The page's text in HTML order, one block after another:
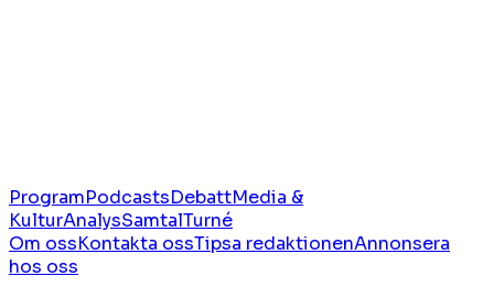
ProgramPodcastsDebattMedia &
KulturAnalysSamtalTurné
Om ossKontakta ossTipsa redaktionenAnnonsera
hos oss